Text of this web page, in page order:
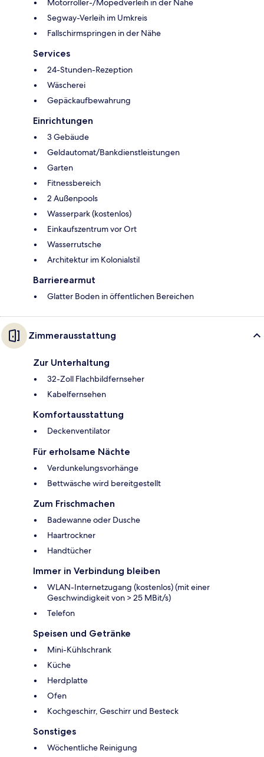
Motorroller-/Mopedverleih in der Nähe
Segway-Verleih im Umkreis
Fallschirmspringen in der Nähe
Services
24-Stunden-Rezeption
Wäscherei
Gepäckaufbewahrung
Einrichtungen
3 Gebäude
Geldautomat/Bankdienstleistungen
Garten
Fitnessbereich
2 Außenpools
Wasserpark (kostenlos)
Einkaufszentrum vor Ort
Wasserrutsche
Architektur im Kolonialstil
Barrierearmut
Glatter Boden in öffentlichen Bereichen
Zimmerausstattung
Zur Unterhaltung
32-Zoll Flachbildfernseher
Kabelfernsehen
Komfortausstattung
Deckenventilator
Für erholsame Nächte
Verdunkelungsvorhänge
Bettwäsche wird bereitgestellt
Zum Frischmachen
Badewanne oder Dusche
Haartrockner
Handtücher
Immer in Verbindung bleiben
WLAN-Internetzugang (kostenlos) (mit einer
Geschwindigkeit von > 25 MBit/s)
Telefon
Speisen und Getränke
Mini-Kühlschrank
Küche
Herdplatte
Ofen
Kochgeschirr, Geschirr und Besteck
Sonstiges
Wöchentliche Reinigung